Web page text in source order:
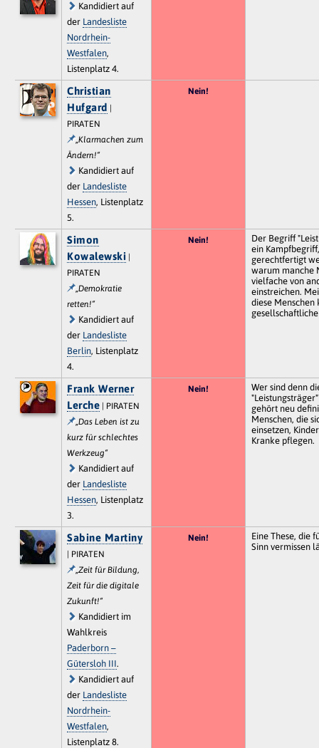
Kandidiert auf
der Landesliste
Nordrhein-
Westfalen,
Listenplatz 4.
Christian
Hufgard |
PIRATEN
„Klarmachen zum
Ändern!“
Kandidiert auf
der Landesliste
Hessen, Listenplatz
5.
Nein!
Simon
Kowalewski |
PIRATEN
„Demokratie
retten!“
Kandidiert auf
der Landesliste
Berlin, Listenplatz
4.
Nein!
Der Begriff
ein
gerechtfertigt
warum manche
vielfache von
einstreichen.
diese Menschen
Frank Werner
Lerche | PIRATEN
„Das Leben ist zu
kurz für schlechtes
Werkzeug“
Kandidiert auf
der Landesliste
Hessen, Listenplatz
3.
Nein!
Wer sind denn
gehört neu
Menschen, die
einsetzen,
Kranke pflegen.
Sabine Martiny
| PIRATEN
„Zeit für Bildung,
Zeit für die digitale
Zukunft!“
Kandidiert im
Wahlkreis
Paderborn –
Gütersloh III.
Kandidiert auf
der Landesliste
Nordrhein-
Westfalen,
Listenplatz 8.
Nein!
Eine These, die
Sinn vermissen